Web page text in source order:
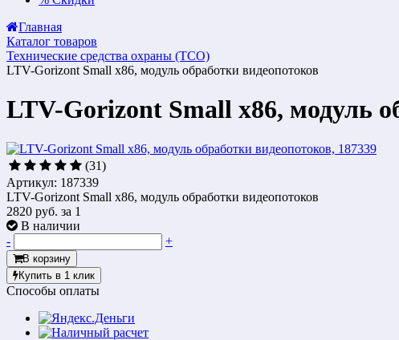
Главная
Каталог товаров
Технические средства охраны (ТСО)
LTV-Gorizont Small х86, модуль обработки видеопотоков
LTV-Gorizont Small х86, модуль
(31)
Артикул: 187339
LTV-Gorizont Small х86, модуль обработки видеопотоков
2820 руб. за 1
В наличии
-
+
В корзину
Купить в 1 клик
Способы оплаты